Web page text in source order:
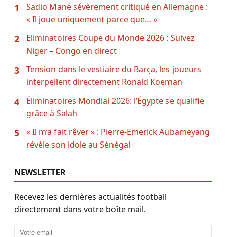
1
Sadio Mané sévèrement critiqué en Allemagne :
« Il joue uniquement parce que… »
2
Eliminatoires Coupe du Monde 2026 : Suivez
Niger – Congo en direct
3
Tension dans le vestiaire du Barça, les joueurs
interpellent directement Ronald Koeman
4
Éliminatoires Mondial 2026: l’Égypte se qualifie
grâce à Salah
5
« Il m’a fait rêver » : Pierre-Emerick Aubameyang
révèle son idole au Sénégal
NEWSLETTER
Recevez les dernières actualités football
directement dans votre boîte mail.
Adresse email